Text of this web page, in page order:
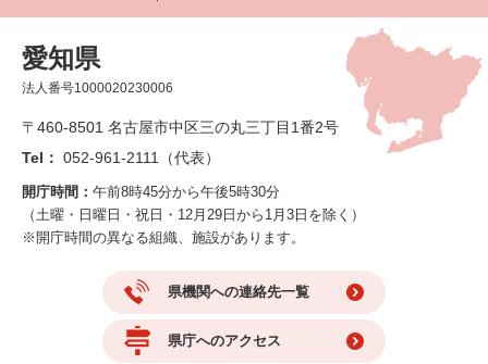
愛知県
法人番号1000020230006
〒460-8501 名古屋市中区三の丸三丁目1番2号
Tel： 052-961-2111（代表）
開庁時間： 午前8時45分から午後5時30分
（土曜・日曜日・祝日・12月29日から1月3日を除く）
※開庁時間の異なる組織、施設があります。
県機関への連絡先一覧
県庁へのアクセス